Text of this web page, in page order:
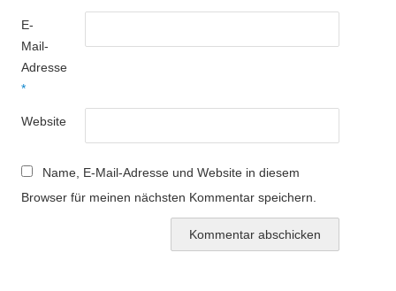
E-
Mail-
Adresse
*
Website
Name, E-Mail-Adresse und Website in diesem
Browser für meinen nächsten Kommentar speichern.